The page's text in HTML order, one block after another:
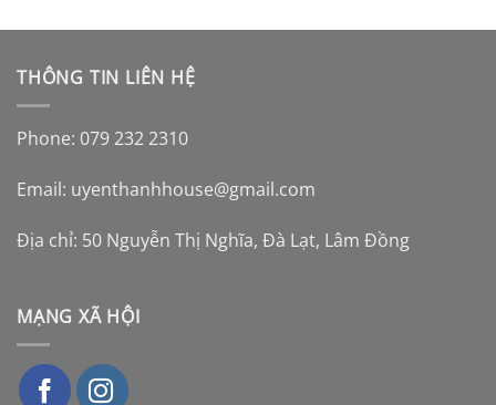
THÔNG TIN LIÊN HỆ
Phone: 079 232 2310
Email: uyenthanhhouse@gmail.com
Địa chỉ: 50 Nguyễn Thị Nghĩa, Đà Lạt, Lâm Đồng
MẠNG XÃ HỘI